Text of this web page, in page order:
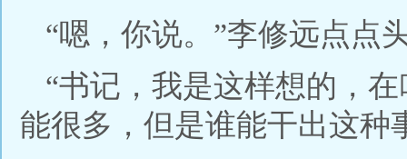
“嗯，你说。”李修远点点
“书记，我是这样想的，
能很多，但是谁能干出这种